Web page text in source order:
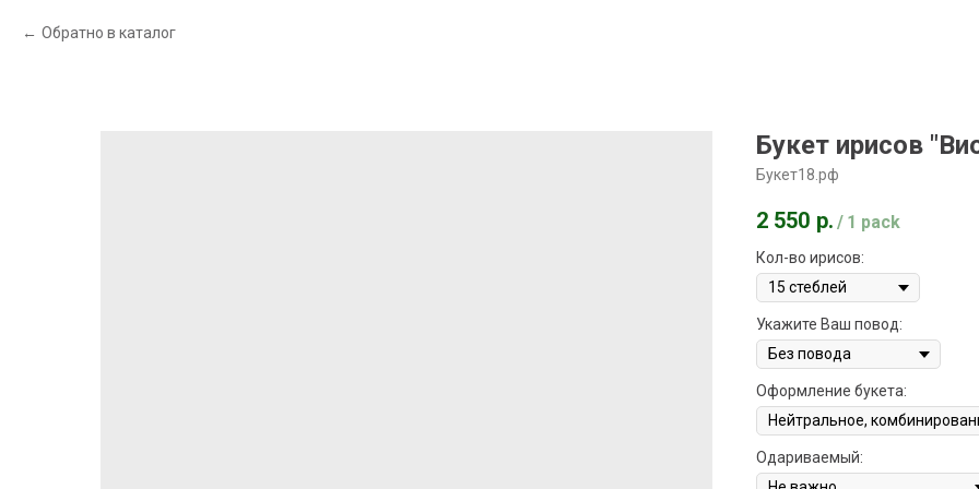
Обратно в каталог
Букет ирисов
Букет18.рф
2 550 р. / 1 pack
Кол-во ирисов:
Укажите Ваш повод:
Оформление букета:
Одариваемый: